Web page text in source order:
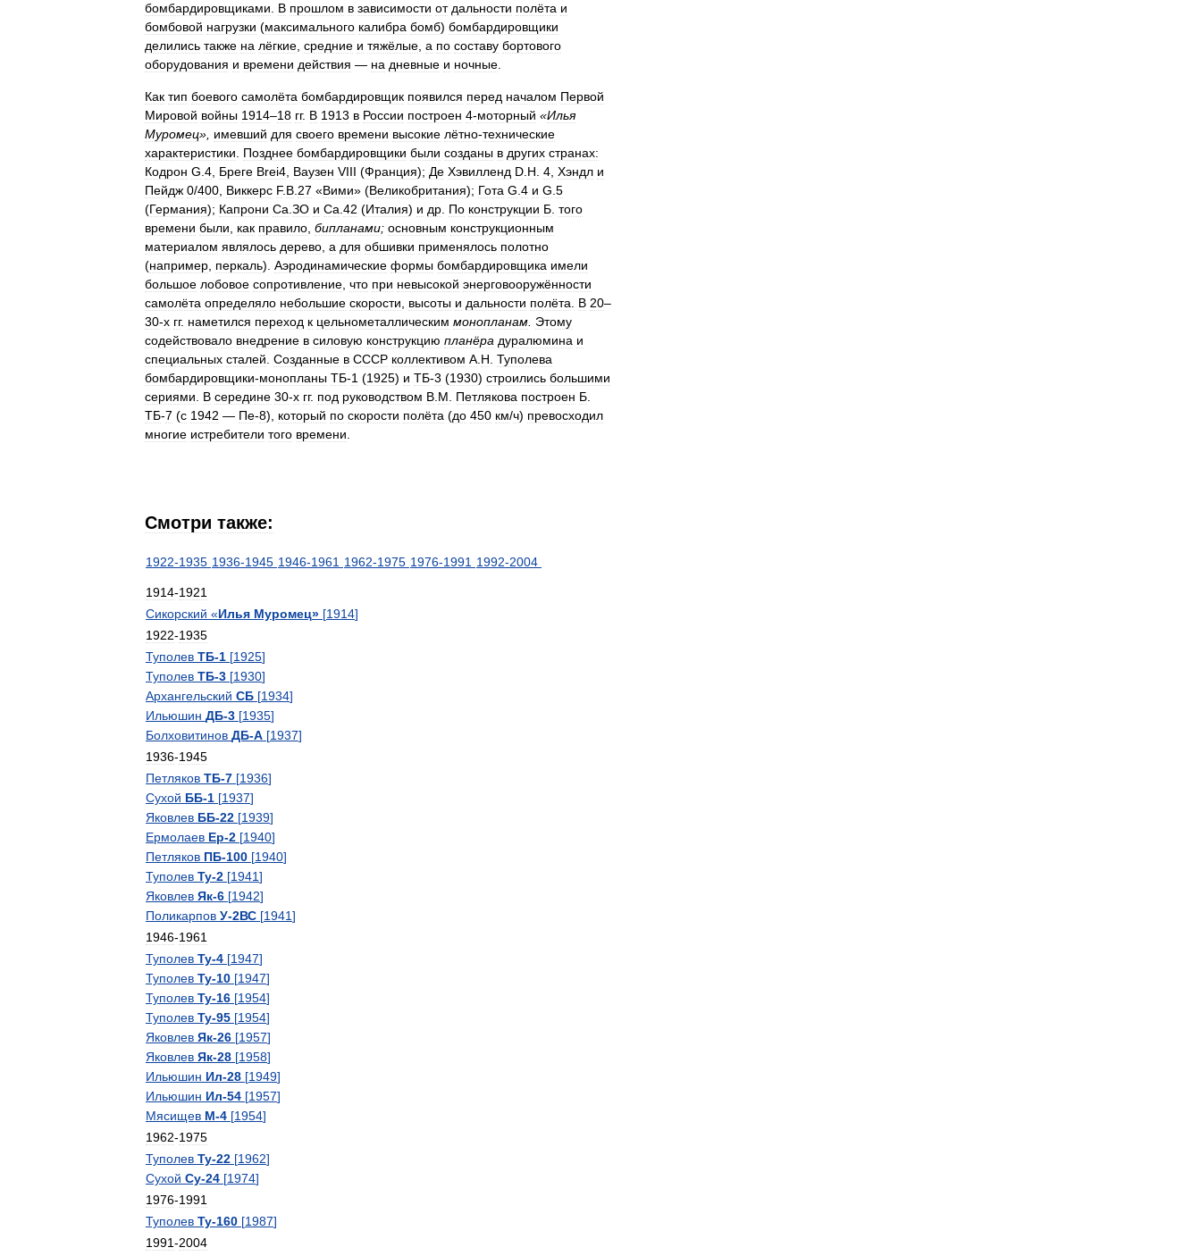
бомбардировщиками
В прошлом в зависимости от дальности полёта и
бомбовой нагрузки (максимального калибра бомб) бомбардировщики
делились также на лёгкие средние и тяжёлые а по составу бортового
оборудования и времени действия — на дневные и ночные
Как тип боевого самолёта бомбардировщик появился перед началом Первой
Мировой войны 1914–18 гг. В 1913 в России построен 4-моторный «Илья
Муромец», имевший для своего времени высокие лётно-технические
характеристики
Позднее бомбардировщики были созданы в других странах:
Кодрон G 4 Бреге Brei4 Ваузен VIII (Франция); Де Хэвилленд D H 4 Хэндл и
Пейдж 0/400 Виккерс F. B 27 «Вими» (Великобритания); Гота G 4 и G 5
(Германия); Капрони Са ЗО и Са 42 (Италия) и др По конструкции Б того
времени были как правило бипланами; основным конструкционным
материалом являлось дерево а для обшивки применялось полотно
(например перкаль). Аэродинамические формы бомбардировщика имели
большое лобовое сопротивление что при невысокой энерговооружённости
самолёта определяло небольшие скорости высоты и дальности полёта В 20–
30-х гг. наметился переход к цельнометаллическим монопланам Этому
содействовало внедрение в силовую конструкцию планёра дуралюмина и
специальных сталей Созданные в СССР коллективом А Н Туполева
бомбардировщики-монопланы ТБ-1 (1925) и ТБ-3 (1930) строились большими
сериями
В середине 30-х гг. под руководством В М Петлякова построен Б
ТБ-7 (с 1942 — Пе-8), который по скорости полёта (до 450 км/ч) превосходил
многие истребители того времени
Смотри также:
1922-1935 1936-1945 1946-1961 1962-1975 1976-1991 1992-2004
1914-1921
Сикорский «Илья Муромец» [1914]
1922-1935
Туполев ТБ-1 [1925]
Туполев ТБ-3 [1930]
Архангельский СБ [1934]
Ильюшин ДБ-3 [1935]
Болховитинов ДБ-А [1937]
1936-1945
Петляков ТБ-7 [1936]
Сухой ББ-1 [1937]
Яковлев ББ-22 [1939]
Ермолаев Ер-2 [1940]
Петляков ПБ-100 [1940]
Туполев Ту-2 [1941]
Яковлев Як-6 [1942]
Поликарпов У-2ВС [1941]
1946-1961
Туполев Ту-4 [1947]
Туполев Ту-10 [1947]
Туполев Ту-16 [1954]
Туполев Ту-95 [1954]
Яковлев Як-26 [1957]
Яковлев Як-28 [1958]
Ильюшин Ил-28 [1949]
Ильюшин Ил-54 [1957]
Мясищев М-4 [1954]
1962-1975
Туполев Ту-22 [1962]
Сухой Су-24 [1974]
1976-1991
Туполев Ту-160 [1987]
1991-2004